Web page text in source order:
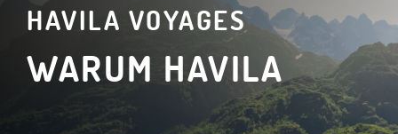
HAVILA VOYAGES
WARUM HAVILA